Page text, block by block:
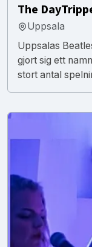
The
Uppsala
Uppsalas
gjort sig ett
stort antal